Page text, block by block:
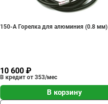
150-А Горелка для алюминия (0.8 мм)
10 600 ₽
В кредит от 353/мес
В корзину